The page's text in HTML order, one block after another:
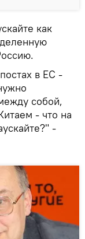
как
в ЕС -
собой,
- что на
-